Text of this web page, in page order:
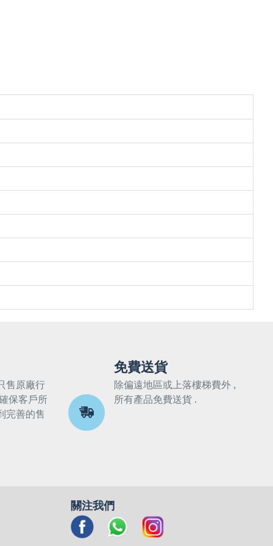
售原廠行
保客戶所
完善的售
免費送貨
除偏遠地區或上落樓梯費外 ,
所有產品免費送貨 .
關注我們